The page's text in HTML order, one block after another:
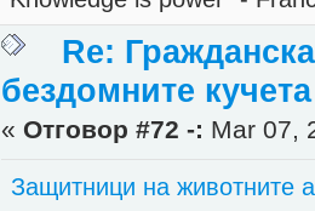
Re:
бездомните кучета
« Отговор #72 -: Mar 07,
Защитници на животните